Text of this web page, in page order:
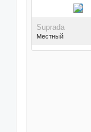
Suprada
Местный